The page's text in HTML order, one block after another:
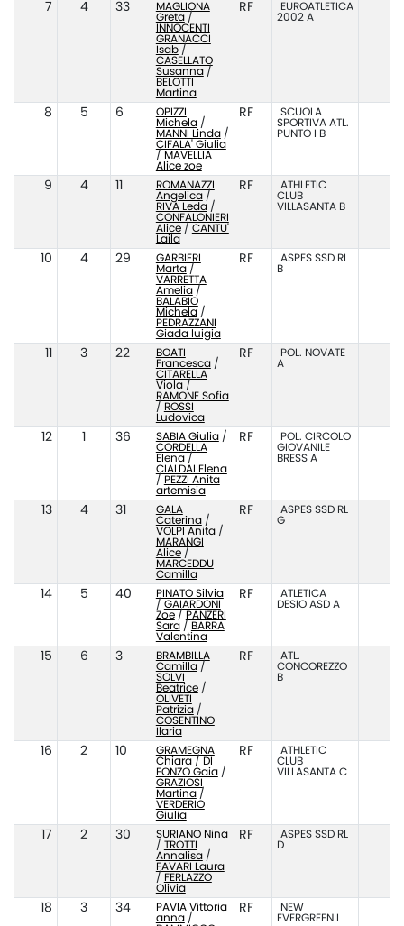
7 4 33
MAGLIONA
Greta/
INNOCENTI
GRANACCI
Isab/
CASELLATO
Susanna/
BELOTTI
Martina
RF
EUROATLETICA
2002 A
8 5 6
OPIZZI
Michela/
MANNI Linda/
CIFALA' Giulia
/ MAVELLIA
Alice zoe
RF
SCUOLA
SPORTIVA ATL.
PUNTO I B
9 4
ROMANAZZI
Angelica/
RIVA Leda/
CONFALONIERI
Alice/ CANTU'
Laila
RF
ATHLETIC
CLUB
VILLASANTA B
10 4 29
GARBIERI
Marta/
VARRETTA
Amelia/
BALABIO
Michela/
PEDRAZZANI
Giada luigia
RF
ASPES SSD RL
B
3 22
BOATI
Francesca/
CITARELLA
Viola/
RAMONE Sofia
/ ROSSI
Ludovica
RF
POL. NOVATE
A
12 36 SABIA Giulia/
CORDELLA
Elena/
CIALDAI Elena
/ PEZZI Anita
artemisia
RF
POL. CIRCOLO
GIOVANILE
BRESS A
13 4 31
GALA
Caterina/
VOLPI Anita/
MARANGI
Alice/
MARCEDDU
Camilla
RF
ASPES SSD RL
G
14 5 40
PINATO Silvia
/ GAIARDONI
Zoe/ PANZERI
Sara/ BARRA
Valentina
RF
ATLETICA
DESIO ASD A
15 6 3
BRAMBILLA
Camilla/
SOLVI
Beatrice/
OLIVETI
Patrizia/
COSENTINO
Ilaria
RF
ATL.
CONCOREZZO
B
16 2 10
GRAMEGNA
Chiara/ DI
FONZO Gaia/
GRAZIOSI
Martina/
VERDERIO
Giulia
RF
ATHLETIC
CLUB
VILLASANTA C
17 2 30
SURIANO Nina
/ TROTTI
Annalisa/
FAVARI Laura
/ FERLAZZO
Olivia
RF
ASPES SSD RL
D
18 3 34
PAVIA Vittoria
anna/
RF
NEW
EVERGREEN L